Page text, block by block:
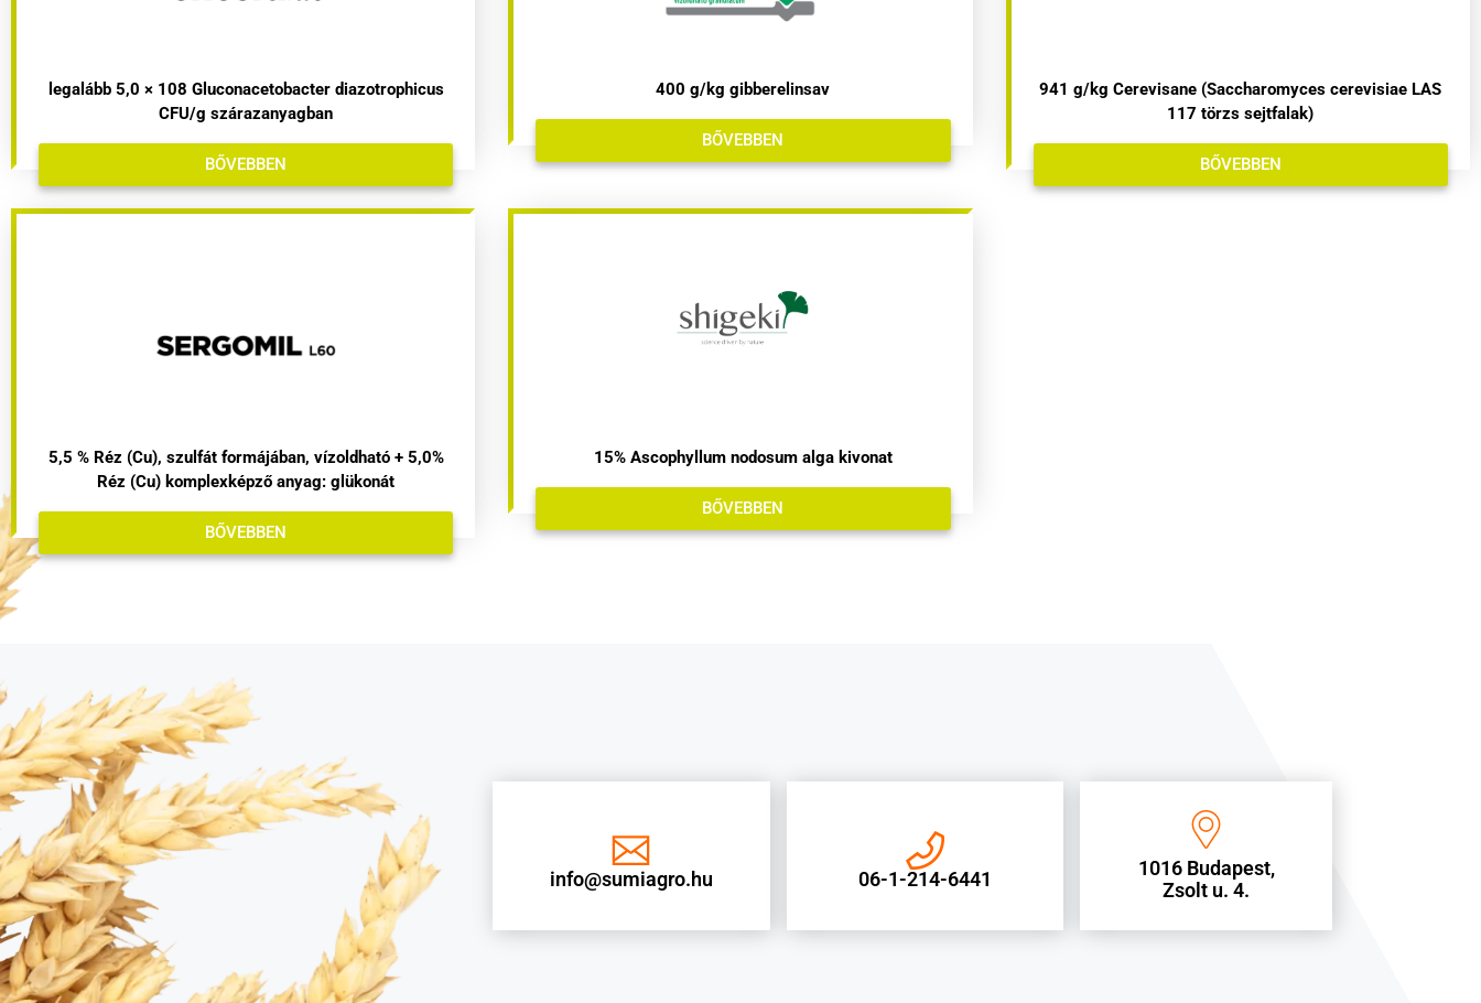
legalább 5,0 × 108 Gluconacetobacter diazotrophicus
CFU/g szárazanyagban
BŐVEBBEN
400 g/kg gibberelinsav
BŐVEBBEN
941 g/kg Cerevisane (Saccharomyces cerevisiae LAS
117 törzs sejtfalak)
BŐVEBBEN
5,5 % Réz (Cu), szulfát formájában, vízoldható + 5,0%
Réz (Cu) komplexképző anyag: glükonát
BŐVEBBEN
15% Ascophyllum nodosum alga kivonat
BŐVEBBEN
info@sumiagro.hu 06-1-214-6441
1016 Budapest,
Zsolt u. 4.